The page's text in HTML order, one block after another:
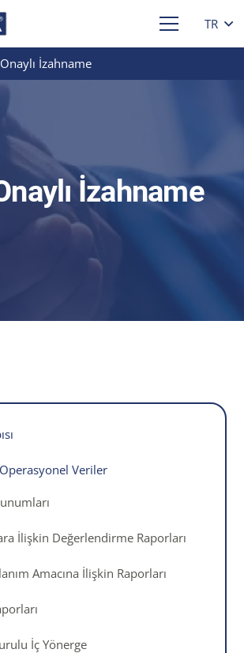
TR
İzahname
İzahname
Veriler
İlişkin Değerlendirme Raporları
Amacına İlişkin Raporları
İç Yönerge